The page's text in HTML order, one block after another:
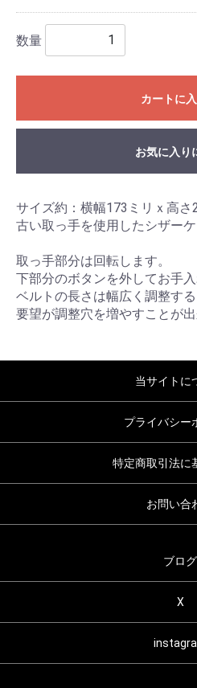
数量
カートに
お気に入り
サイズ約：横幅173ミリｘ高さ
古い取っ手を使用したシザーケ
取っ手部分は回転します。
下部分のボタンを外してお手入
ベルトの長さは幅広く調整す
要望が調整穴を増やすことが出
当サイトに
プライバシー
特定商取引法に
お問い合
ブログ
X